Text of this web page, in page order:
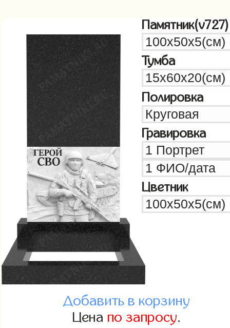
Памятник(v727)
Тумба
Полировка
Гравировка
Цветник
Добавить в корзину
Цена по запросу.